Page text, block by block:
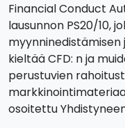
Financial Conduct
lausunnon PS20/10,
myynninedistämisen
kieltää CFD: n ja
perustuvien
osoitettu